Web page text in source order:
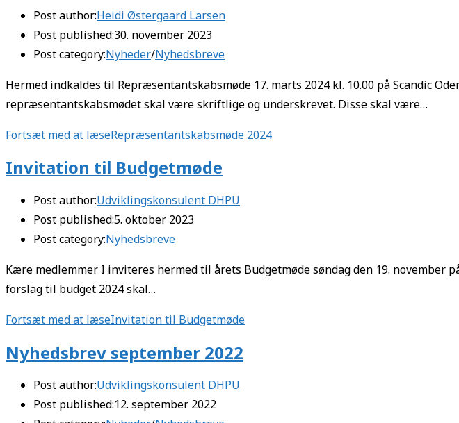
Post author:Heidi Østergaard Larsen
Post published:30. november 2023
Post category:Nyheder/Nyhedsbreve
Hermed indkaldes til Repræsentantskabsmøde 17. marts 2024 kl. 10.00 på Scandic
repræsentantskabsmødet skal være skriftlige og underskrevet. Disse skal være…
Fortsæt med at læseRepræsentantskabsmøde 2024
Invitation til Budgetmøde
Post author:Udviklingskonsulent DHPU
Post published:5. oktober 2023
Post category:Nyhedsbreve
Kære medlemmer I inviteres hermed til årets Budgetmøde søndag den 19. november
forslag til budget 2024 skal…
Fortsæt med at læseInvitation til Budgetmøde
Nyhedsbrev september 2022
Post author:Udviklingskonsulent DHPU
Post published:12. september 2022